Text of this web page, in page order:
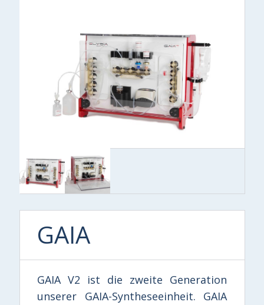
GAIA
GAIA V2 ist die zweite Generation
unserer GAIA-Syntheseeinheit. GAIA